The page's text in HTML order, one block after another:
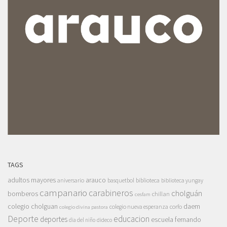
TAGS
adultos mayores aniversario arauco basquetbol biblioteca biblioteca yungay
bomberos campanario carabineros cesfam chillan cholguán
colegio cholguan colegio divina pastora colegio nueva esperanza corfo daem
Deporte deportes dia del niño dideco educacion escuela fernando